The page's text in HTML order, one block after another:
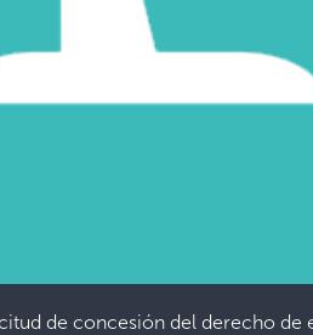
de concesión del derecho